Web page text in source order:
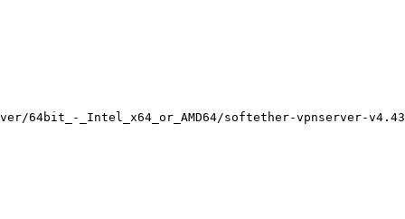
64bit_-_Intel_x64_or_AMD64/softether-vpnserver-